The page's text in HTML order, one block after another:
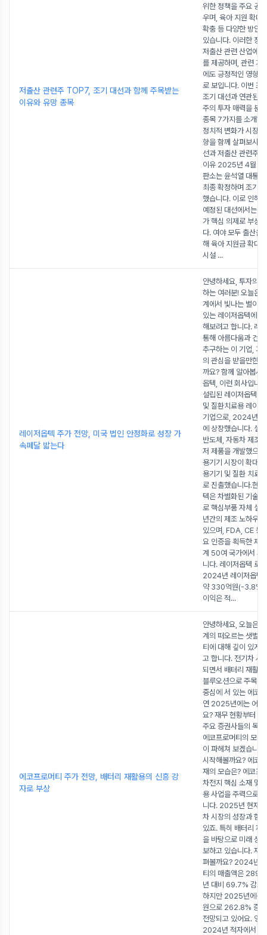
저출산 관련주 TOP7, 조기 대선과 함께 주목받는
이유와 유망 종목
위한 정책을 주요 공
우며, 육아 지원 확대,
확충 등 다양한 방안
있습니다. 이러한 정
저출산 관련 산업에
를 제공하며, 관련 기
에도 긍정적인 영향
로 보입니다. 이번 포
조기 대선과 연관된
주의 투자 매력을 분
종목 7가지를 소개하
정치적 변화가 시장
향을 함께 살펴보시죠
선과 저출산 관련주
이유 2025년 4월 4
판소는 윤석열 대통
최종 확정하며 조기
했습니다. 이로 인해
예정된 대선에서는
가 핵심 의제로 부상
다. 여야 모두 출산율
해 육아 지원금 확대,
시설 ...
레이저옵텍 주가 전망, 미국 법인 안정화로 성장 가
속페달 밟는다
안녕하세요, 투자의
하는 여러분! 오늘은
계에서 빛나는 별이
있는 레이저옵텍에
해보려고 합니다. 레
통해 아름다움과 건
추구하는 이 기업, 과
의 관심을 받을만한
까요? 함께 알아봅시
옵텍, 이런 회사입니
설립된 레이저옵텍은
및 질환치료용 레이
기업으로, 2024년 2
에 상장했습니다. 설
반도체, 자동차 제조
저 제품을 개발했으
용기기 시장이 확대
용기기 및 질환 치료
로 진출했습니다.현
텍은 차별화된 기술
로 핵심부품 자체 설
년간의 제조 노하우
있으며, FDA, CE 등
요 인증을 획득한 제
계 50여 국가에서 사
니다. 레이저옵텍 로
2024년 레이저옵텍
약 330억원(-3.8%,
이익은 적...
에코프로머티 주가 전망, 배터리 재활용의 신흥 강
자로 부상
안녕하세요, 오늘은 2
계의 떠오르는 샛별,
티에 대해 깊이 있게
고 합니다. 전기차 시
되면서 배터리 재활
블루오션으로 주목받
중심에 서 있는 에코
연 2025년에는 어떤
요? 재무 현황부터
주요 증권사들의 목
에코프로머티의 모든
이 파헤쳐 보겠습니
시작해볼까요? 에코
재의 모습은? 에코프
차전지 핵심 소재 및
용 사업을 주력으로
니다. 2025년 현재,
차 시장의 성장과 함
있죠. 특히 배터리 재
을 바탕으로 미래 성
보하고 있습니다. 재
펴볼까요? 2024년
티의 매출액은 289
년 대비 69.7% 감소
하지만 2025년에는
원으로 262.8% 증가
전망되고 있어요. 영
2024년 적자에서